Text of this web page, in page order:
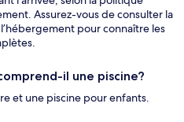
Assurez-vous de consulter la
pour connaître les
il une piscine?
et une piscine pour enfants.